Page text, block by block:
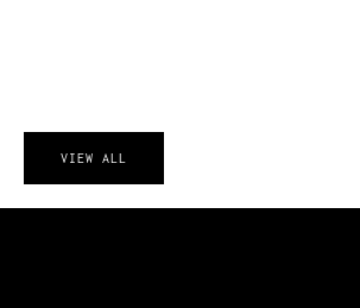
VIEW ALL